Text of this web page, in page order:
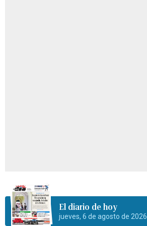
El diario de hoy
jueves, 6 de agosto de 2026